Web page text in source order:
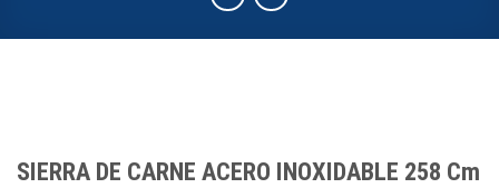
SIERRA DE CARNE ACERO INOXIDABLE 258 Cm